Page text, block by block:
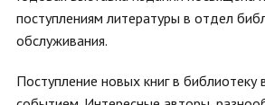
поступлениям литературы в отдел
обслуживания.
Поступление новых книг в библиотеку